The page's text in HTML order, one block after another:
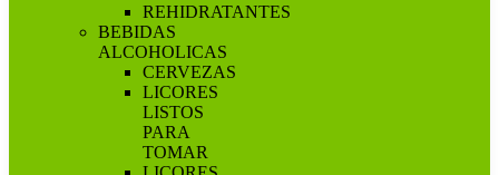
REHIDRATANTES
BEBIDAS
ALCOHOLICAS
CERVEZAS
LICORES
LISTOS
PARA
TOMAR